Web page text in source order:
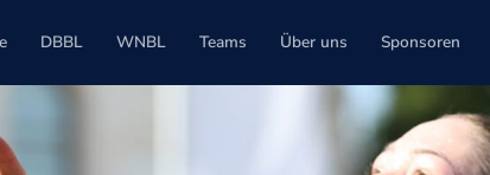
DBBL WNBL Teams Über uns Sponsoren